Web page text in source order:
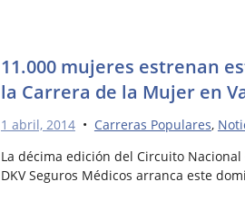
11.000 mujeres estrenan
la Carrera de la Mujer en
1 abril, 2014• Carreras Populares,
La décima edición del Circuito
DKV Seguros Médicos arranca este